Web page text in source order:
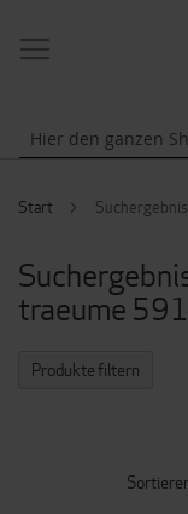
NAVIGATION
UMSCHALTEN
Start
traeume
Produkte filtern